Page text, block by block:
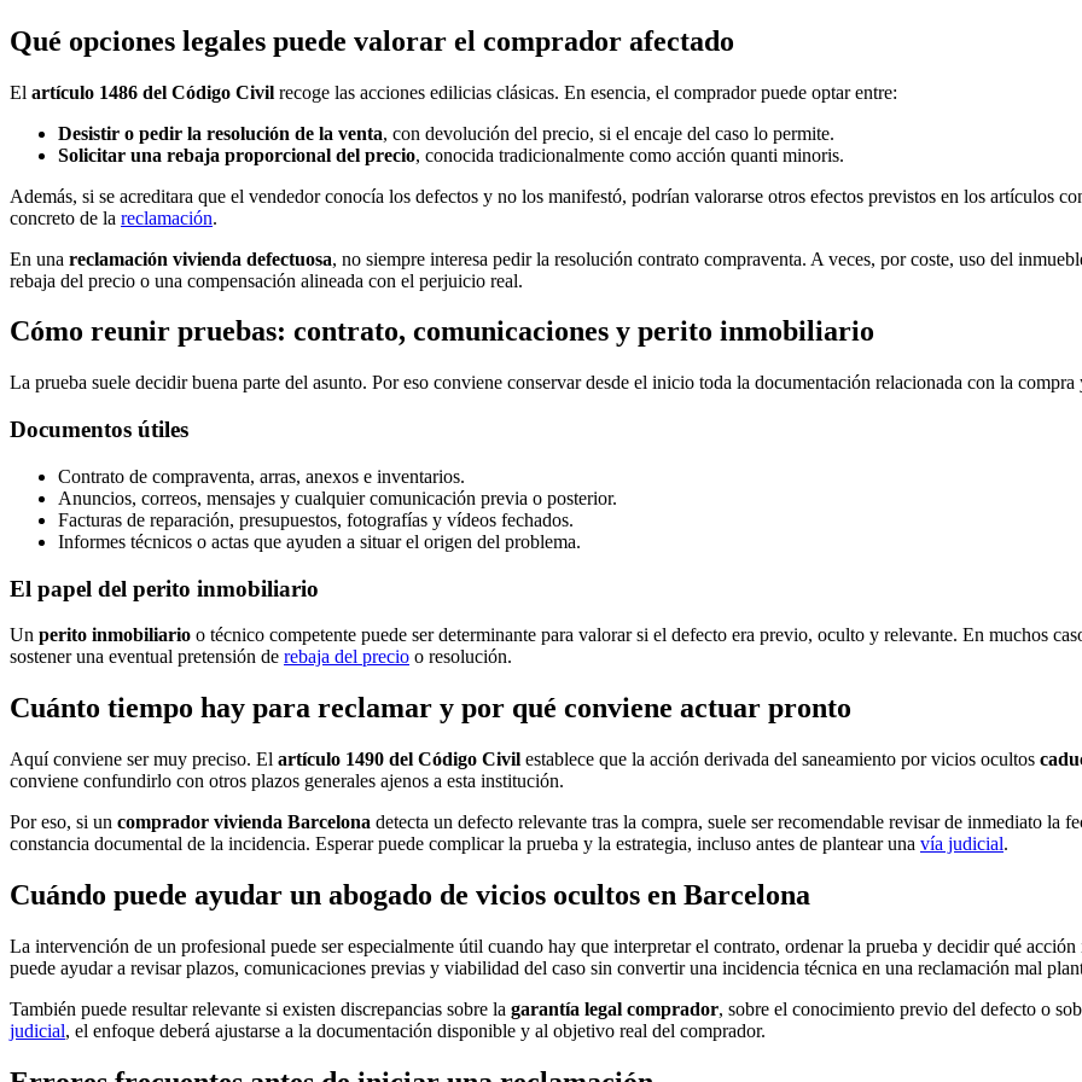
Qué opciones legales puede valorar el comprador afectado
El artículo 1486 del Código Civil recoge las acciones edilicias clásicas. En esencia, el comprador puede optar entre:
Desistir o pedir la resolución de la venta, con devolución del precio, si el encaje del caso lo permite.
Solicitar una rebaja proporcional del precio, conocida tradicionalmente como acción quanti minoris.
Además, si se acreditara que el vendedor conocía los defectos y no los manifestó, podrían valorarse otros efectos previstos en los artículos
concreto de la reclamación.
En una reclamación vivienda defectuosa, no siempre interesa pedir la resolución contrato compraventa. A veces, por coste, uso del
rebaja del precio o una compensación alineada con el perjuicio real.
Cómo reunir pruebas: contrato, comunicaciones y perito inmobiliario
La prueba suele decidir buena parte del asunto. Por eso conviene conservar desde el inicio toda la documentación relacionada con la
Documentos útiles
Contrato de compraventa, arras, anexos e inventarios.
Anuncios, correos, mensajes y cualquier comunicación previa o posterior.
Facturas de reparación, presupuestos, fotografías y vídeos fechados.
Informes técnicos o actas que ayuden a situar el origen del problema.
El papel del perito inmobiliario
Un perito inmobiliario o técnico competente puede ser determinante para valorar si el defecto era previo, oculto y relevante. En muchos
sostener una eventual pretensión de rebaja del precio o resolución.
Cuánto tiempo hay para reclamar y por qué conviene actuar pronto
Aquí conviene ser muy preciso. El artículo 1490 del Código Civil establece que la acción derivada del saneamiento por vicios ocultos
conviene confundirlo con otros plazos generales ajenos a esta institución.
Por eso, si un comprador vivienda Barcelona detecta un defecto relevante tras la compra, suele ser recomendable revisar de inmediato la
constancia documental de la incidencia. Esperar puede complicar la prueba y la estrategia, incluso antes de plantear una vía judicial.
Cuándo puede ayudar un abogado de vicios ocultos en Barcelona
La intervención de un profesional puede ser especialmente útil cuando hay que interpretar el contrato, ordenar la prueba y decidir qué
puede ayudar a revisar plazos, comunicaciones previas y viabilidad del caso sin convertir una incidencia técnica en una reclamación mal
También puede resultar relevante si existen discrepancias sobre la garantía legal comprador, sobre el conocimiento previo del defecto o
judicial, el enfoque deberá ajustarse a la documentación disponible y al objetivo real del comprador.